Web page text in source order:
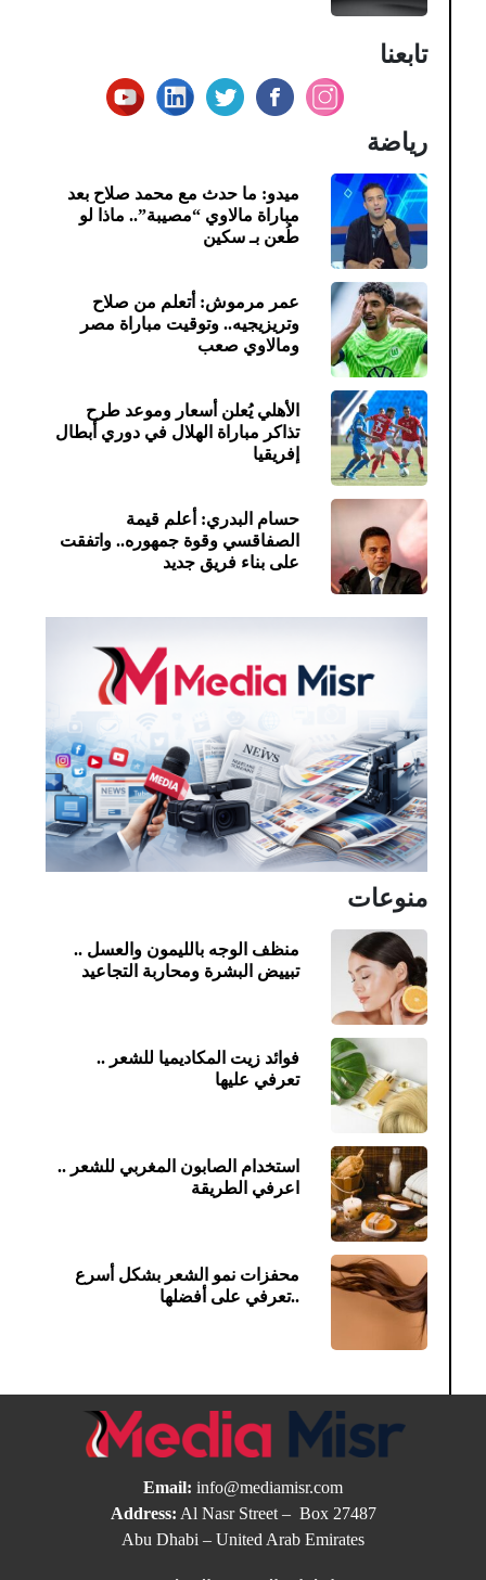
تابعنا
رياضة
ميدو: ما حدث مع محمد صلاح بعد
مباراة مالاوي “مصيبة”.. ماذا لو
طُعن بـ سكين
عمر مرموش: أتعلم من صلاح
وتريزيجيه.. وتوقيت مباراة مصر
ومالاوي صعب
الأهلي يُعلن أسعار وموعد طرح
تذاكر مباراة الهلال في دوري أبطال
إفريقيا
حسام البدري: أعلم قيمة
الصفاقسي وقوة جمهوره.. واتفقت
على بناء فريق جديد
منوعات
منظف الوجه بالليمون والعسل ..
تبييض البشرة ومحاربة التجاعيد
فوائد زيت المكاديميا للشعر ..
تعرفي عليها
استخدام الصابون المغربي للشعر ..
اعرفي الطريقة
محفزات نمو الشعر بشكل أسرع
..تعرفي على أفضلها
Email: info@mediamisr.com
Address: Al Nasr Street – Box 27487
Abu Dhabi – United Arab Emirates